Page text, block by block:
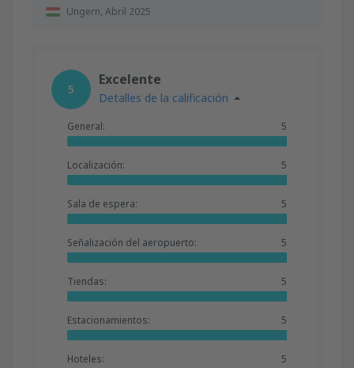
Ungern, Abril 2025
5
Excelente
Detalles de la calificación
General: 5
Localización: 5
Sala de espera: 5
Señalización del aeropuerto: 5
Tiendas: 5
Estacionamientos: 5
Hoteles: 5